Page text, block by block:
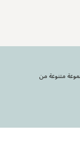
متنوعة من